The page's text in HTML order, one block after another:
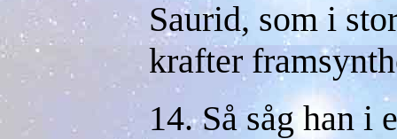
Saurid, som i
krafter
14. Så såg han i